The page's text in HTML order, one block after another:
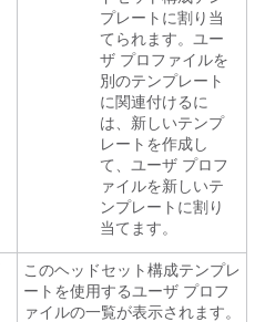
プレートに割り当
てられます。ユー
ザ プロファイルを
別のテンプレート
に関連付けるに
は、新しいテンプ
レートを作成し
て、ユーザ プロフ
ァイルを新しいテ
ンプレートに割り
当てます。
このヘッドセット構成テンプレ
ートを使用するユーザ プロフ
ァイルの一覧が表示されます。